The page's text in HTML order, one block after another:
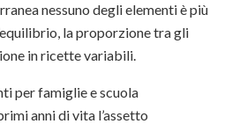
nessuno degli elementi è più
la proporzione tra gli
in ricette variabili.
per famiglie e scuola
anni di vita l’assetto